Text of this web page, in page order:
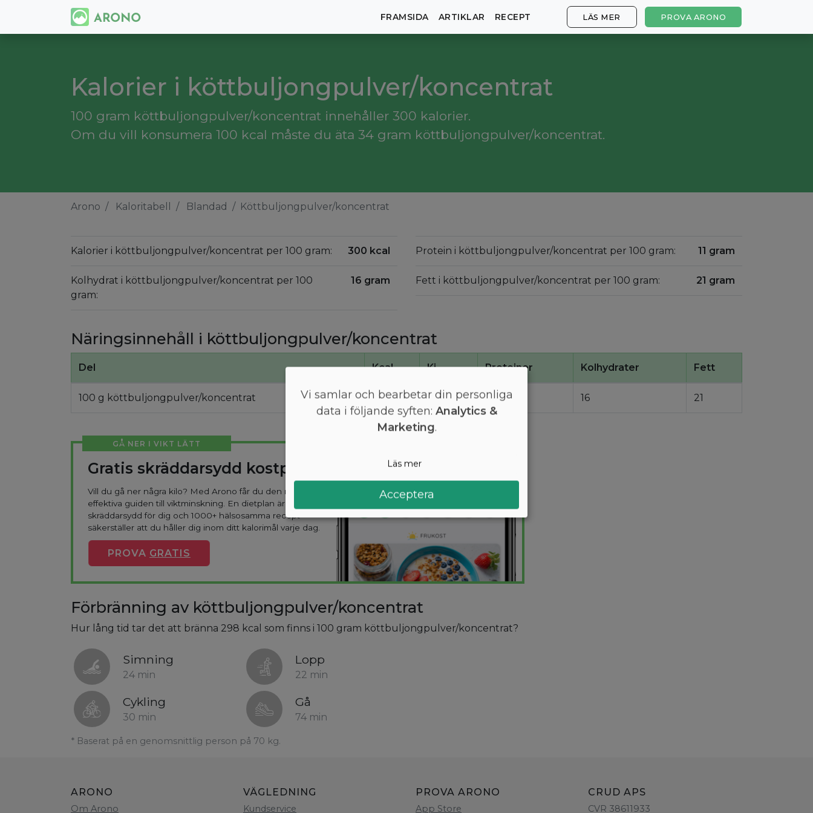
FRAMSIDA ARTIKLAR RECEPT LÄS MER PROVA ARONO
Kalorier i köttbuljongpulver/koncentrat
100 gram köttbuljongpulver/koncentrat innehåller 300 kalorier.
Om du vill konsumera 100 kcal måste du äta 34 gram köttbuljongpulver/koncentrat.
Arono Kaloritabell Blandad Köttbuljongpulver/koncentrat
Kalorier i köttbuljongpulver/koncentrat per 100 gram: 300 kcal
Kolhydrat i köttbuljongpulver/koncentrat per 100
gram:
16 gram
Protein i köttbuljongpulver/koncentrat per 100 gram: 11 gram
Fett i köttbuljongpulver/koncentrat per 100 gram: 21 gram
Näringsinnehåll i köttbuljongpulver/koncentrat
Del Kcal Kj Proteiner Kolhydrater Fett
100 g köttbuljongpulver/koncentrat 300 1200 11 16 21
GÅ NER I VIKT LÄTT
Gratis skräddarsydd kostplan
Vill du gå ner några kilo? Med Arono får du den mest
effektiva guiden till viktminskning. En dietplan är
skräddarsydd för dig och 1000+ hälsosamma recept
säkerställer att du håller dig inom ditt kalorimål varje dag.
PROVA GRATIS
Förbränning av köttbuljongpulver/koncentrat
Hur lång tid tar det att bränna 298 kcal som finns i 100 gram köttbuljongpulver/koncentrat?
Simning
24 min
Lopp
22 min
Cykling
30 min
Gå
74 min
* Baserat på en genomsnittlig person på 70 kg.
ARONO
Om Arono
VÄGLEDNING
Kundservice
PROVA ARONO
App Store
CRUD APS
CVR 38611933
Vi samlar och bearbetar din personliga
data i följande syften: Analytics &
Marketing.
Läs mer
Acceptera